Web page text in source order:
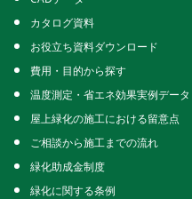
カタログ資料
お役立ち資料ダウンロード
費用・目的から探す
温度測定・省エネ効果実例データ
屋上緑化の施工における留意点
ご相談から施工までの流れ
緑化助成金制度
緑化に関する条例